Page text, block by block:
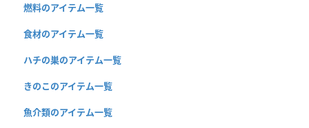
燃料のアイテム一覧
食材のアイテム一覧
ハチの巣のアイテム一覧
きのこのアイテム一覧
魚介類のアイテム一覧